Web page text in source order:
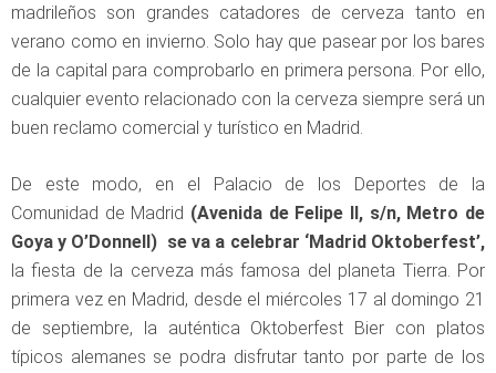
madrileños son grandes catadores de cerveza tanto en
verano como en invierno. Solo hay que pasear por los bares
de la capital para comprobarlo en primera persona. Por ello,
cualquier evento relacionado con la cerveza siempre será un
buen reclamo comercial y turístico en Madrid.
De este modo, en el Palacio de los Deportes de la
Comunidad de Madrid (Avenida de Felipe II, s/n, Metro de
Goya y O’Donnell) se va a celebrar ‘Madrid Oktoberfest’,
la fiesta de la cerveza más famosa del planeta Tierra. Por
primera vez en Madrid, desde el miércoles 17 al domingo 21
de septiembre, la auténtica Oktoberfest Bier con platos
típicos alemanes se podra disfrutar tanto por parte de los